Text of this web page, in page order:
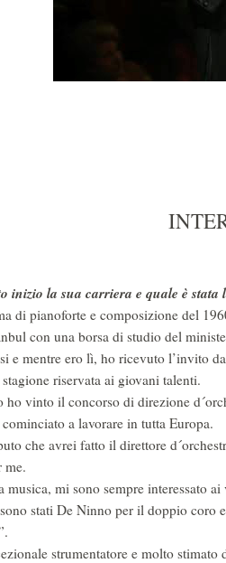
inizio la sua carriera e quale è stata
di pianoforte e composizione del
con una borsa di studio del
e mentre ero lì, ho ricevuto l’invito
riservata ai giovani talenti.
ho vinto il concorso di direzione
a lavorare in tutta Europa.
che avrei fatto il direttore
me.
musica, mi sono sempre interessato ai
stati De Ninno per il doppio coro
strumentatore e molto